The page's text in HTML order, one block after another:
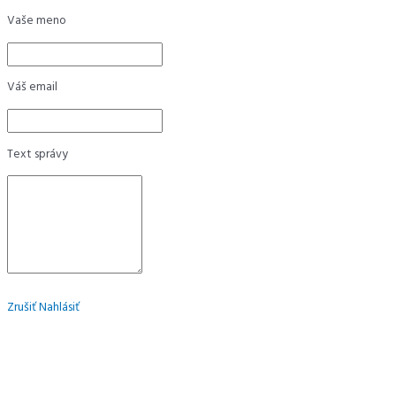
Vaše meno
Váš email
Text správy
ZrušiťNahlásiť